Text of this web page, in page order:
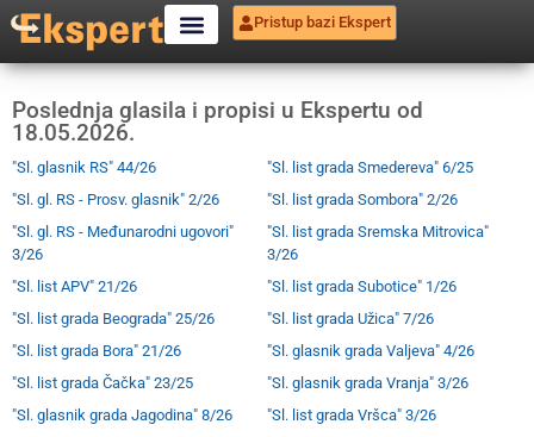
Pristup bazi Ekspert
Poslednja glasila i propisi u Ekspertu od
18.05.2026.
"Sl. glasnik RS" 44/26
"Sl. gl. RS - Prosv. glasnik" 2/26
"Sl. gl. RS - Međunarodni ugovori"
3/26
"Sl. list APV" 21/26
"Sl. list grada Beograda" 25/26
"Sl. list grada Bora" 21/26
"Sl. list grada Čačka" 23/25
"Sl. glasnik grada Jagodina" 8/26
"Sl. list grada Smedereva" 6/25
"Sl. list grada Sombora" 2/26
"Sl. list grada Sremska Mitrovica"
3/26
"Sl. list grada Subotice" 1/26
"Sl. list grada Užica" 7/26
"Sl. glasnik grada Valjeva" 4/26
"Sl. glasnik grada Vranja" 3/26
"Sl. list grada Vršca" 3/26